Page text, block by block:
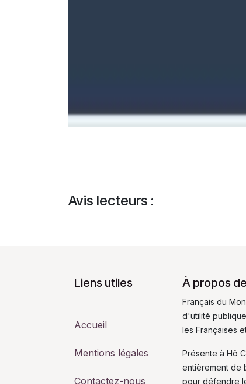
Avis lecteurs :
Liens utiles
Accueil
Mentions légales
Contactez-nous
À propos
Français du
d'utilité
les Françaises
Présente à Hô
entièrement de
pour défendre